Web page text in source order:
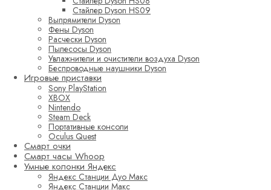
Стайлер Dyson HS09
Выпрямители Dyson
Фены Dyson
Расчески Dyson
Пылесосы Dyson
Увлажнители и очистители воздуха Dyson
Беспроводные наушники Dyson
Игровые приставки
Sony PlayStation
XBOX
Nintendo
Steam Deck
Портативные консоли
Oculus Quest
Смарт очки
Смарт часы Whoop
Умные колонки Яндекс
Яндекс Станции Дуо Макс
Яндекс Станции Макс